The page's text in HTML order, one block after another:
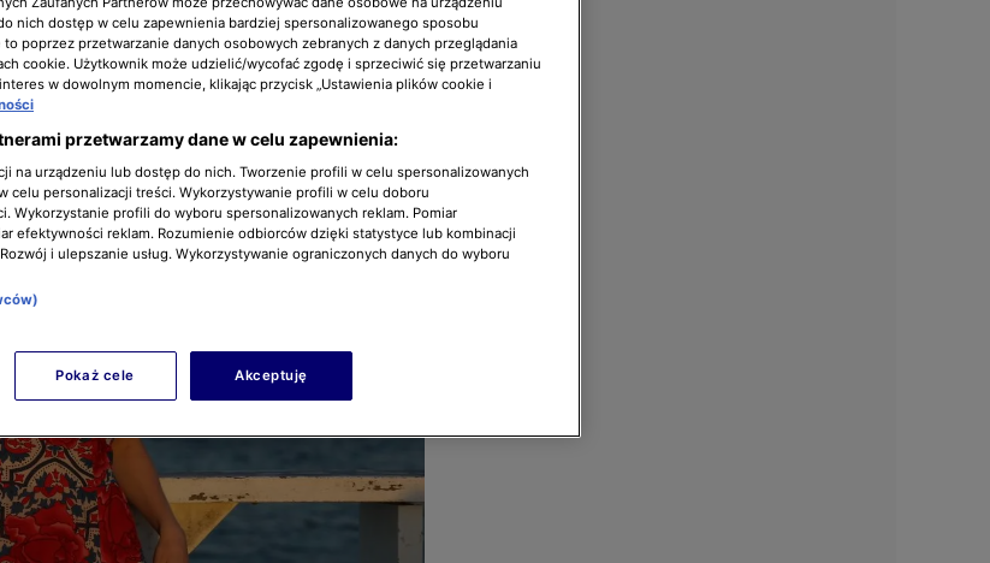
nich dostęp w celu zapewnienia bardziej spersonalizowanego sposobu
to poprzez przetwarzanie danych osobowych zebranych z danych przeglądania
cookie. Użytkownik może udzielić/wycofać zgodę i sprzeciwić się przetwarzaniu
w dowolnym momencie, klikając przycisk „Ustawienia plików cookie i
przetwarzamy dane w celu zapewnienia:
na urządzeniu lub dostęp do nich. Tworzenie profili w celu spersonalizowanych
celu personalizacji treści. Wykorzystywanie profili w celu doboru
Wykorzystanie profili do wyboru spersonalizowanych reklam. Pomiar
efektywności reklam. Rozumienie odbiorców dzięki statystyce lub kombinacji
i ulepszanie usług. Wykorzystywanie ograniczonych danych do wyboru
Pokaż cele Akceptuję